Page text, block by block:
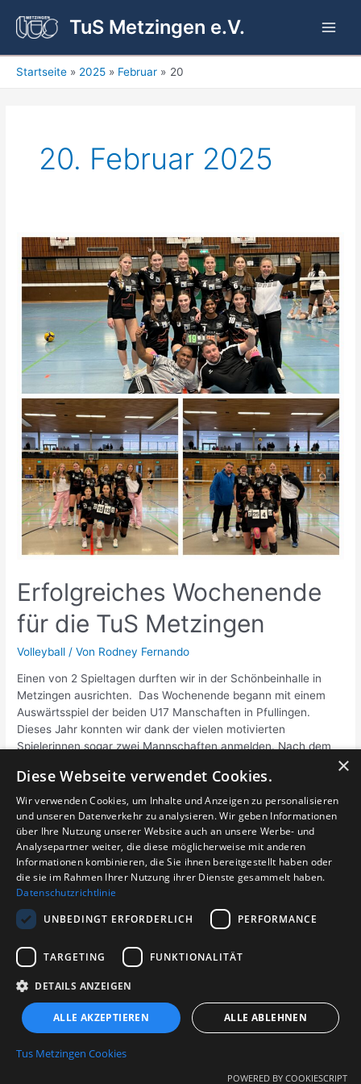
Inhalt
springen
TuS Metzingen e.V.
Startseite 2025 Februar 20
20. Februar 2025
Erfolgreiches Wochenende
für die TuS Metzingen
Volleyball / Von Rodney Fernando
Einen von 2 Spieltagen durften wir in der Schönbeinhalle in
Metzingen ausrichten. Das Wochenende begann mit einem
Auswärtsspiel der beiden U17 Manschaften in Pfullingen.
Dieses Jahr konnten wir dank der vielen motivierten
Spielerinnen sogar zwei Mannschaften anmelden. Nach dem
erste Spiel der U17 Saison. Wir spielten ohne Pause, denn …
Erfolgreiches
Wochenende
für
die
TuS
Metzingen
Weiterlesen »
Login für Abteilungen
© 2026 TuS Metzingen e.V. - Gesamtverein
Impressum|Linkverfahren | Kontakt|Datenschutz
Spendenkonto: IBAN: DE88 6409 1200 0200 5500
55 BIC: GENODES1MTZ
×
Diese Webseite verwendet Cookies.
Wir verwenden Cookies, um Inhalte und Anzeigen zu personalisieren
und unseren Datenverkehr zu analysieren. Wir geben Informationen
über Ihre Nutzung unserer Website auch an unsere Werbe- und
Analysepartner weiter, die diese möglicherweise mit anderen
Informationen kombinieren, die Sie ihnen bereitgestellt haben oder
die sie im Rahmen Ihrer Nutzung ihrer Dienste gesammelt haben.
Datenschutzrichtlinie
UNBEDINGT ERFORDERLICH
PERFORMANCE
TARGETING FUNKTIONALITÄT
DETAILS ANZEIGEN
ALLE AKZEPTIEREN ALLE ABLEHNEN
Tus Metzingen Cookies
POWERED BY COOKIESCRIPT